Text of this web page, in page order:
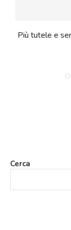
Più tutele e
Cerca